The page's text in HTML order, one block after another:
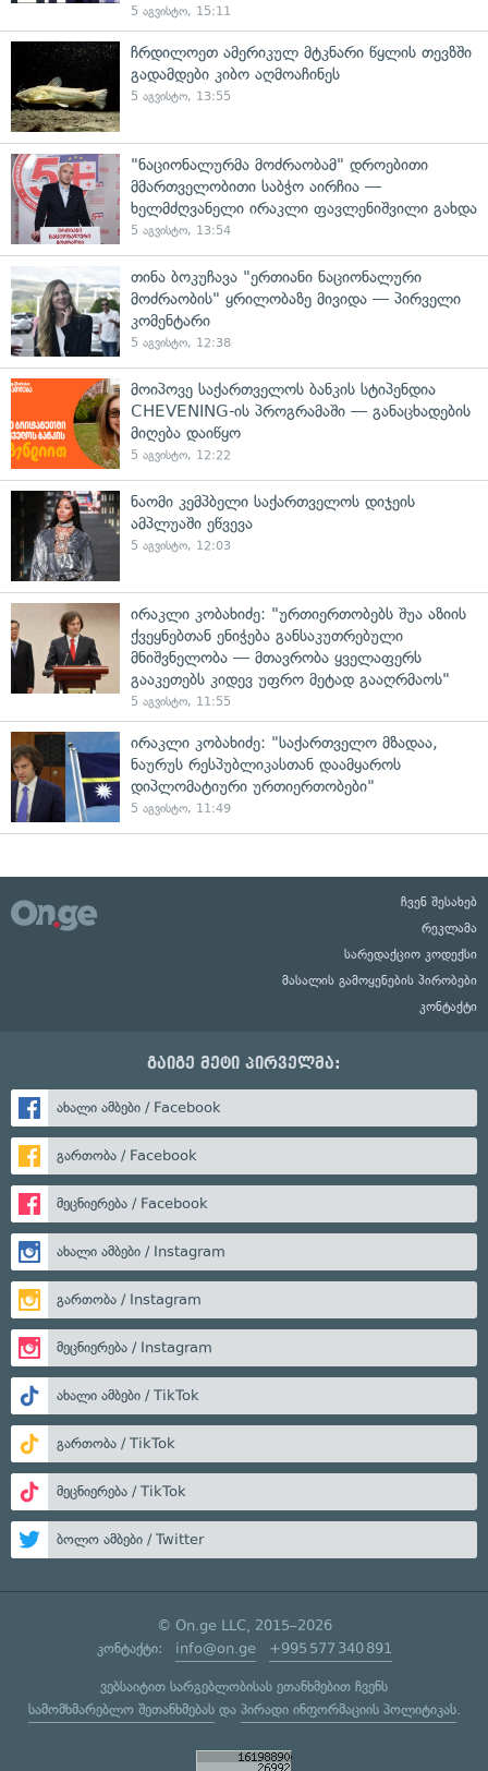
5 აგვისტო, 15:11
ჩრდილოეთ ამერიკულ მტკნარი წყლის თევზში
გადამდები კიბო აღმოაჩინეს
5 აგვისტო, 13:55
"ნაციონალურმა მოძრაობამ" დროებითი
მმართველობითი საბჭო აირჩია —
ხელმძღვანელი ირაკლი ფავლენიშვილი გახდა
5 აგვისტო, 13:54
თინა ბოკუჩავა "ერთიანი ნაციონალური
მოძრაობის" ყრილობაზე მივიდა — პირველი
კომენტარი
5 აგვისტო, 12:38
მოიპოვე საქართველოს ბანკის სტიპენდია
CHEVENING-ის პროგრამაში — განაცხადების
მიღება დაიწყო
5 აგვისტო, 12:22
ნაომი კემპბელი საქართველოს დიჯეის
ამპლუაში ეწვევა
5 აგვისტო, 12:03
ირაკლი კობახიძე: "ურთიერთობებს შუა აზიის
ქვეყნებთან ენიჭება განსაკუთრებული
მნიშვნელობა — მთავრობა ყველაფერს
გააკეთებს კიდევ უფრო მეტად გააღრმაოს"
5 აგვისტო, 11:55
ირაკლი კობახიძე: "საქართველო მზადაა,
ნაურუს რესპუბლიკასთან დაამყაროს
დიპლომატიური ურთიერთობები"
5 აგვისტო, 11:49
ჩვენ შესახებ
რეკლამა
სარედაქციო კოდექსი
მასალის გამოყენების პირობები
კონტაქტი
გაიგე მეტი პირველმა:
ახალი ამბები / Facebook
გართობა / Facebook
მეცნიერება / Facebook
ახალი ამბები / Instagram
გართობა / Instagram
მეცნიერება / Instagram
ახალი ამბები / TikTok
გართობა / TikTok
მეცნიერება / TikTok
ბოლო ამბები / Twitter
© On.ge LLC, 2015–2026
კონტაქტი: info@on.ge +995 577 340 891
ვებსაიტით სარგებლობისას ეთანხმებით ჩვენს
სამომხმარებლო შეთანხმებასდა პირადი ინფორმაციის პოლიტიკას.